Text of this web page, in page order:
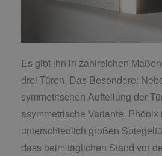
Es gibt ihn in zahlreichen
drei Türen. Das Besondere:
symmetrischen Aufteilung der
asymmetrische Variante. Phönix
unterschiedlich großen
dass beim täglichen Stand vor